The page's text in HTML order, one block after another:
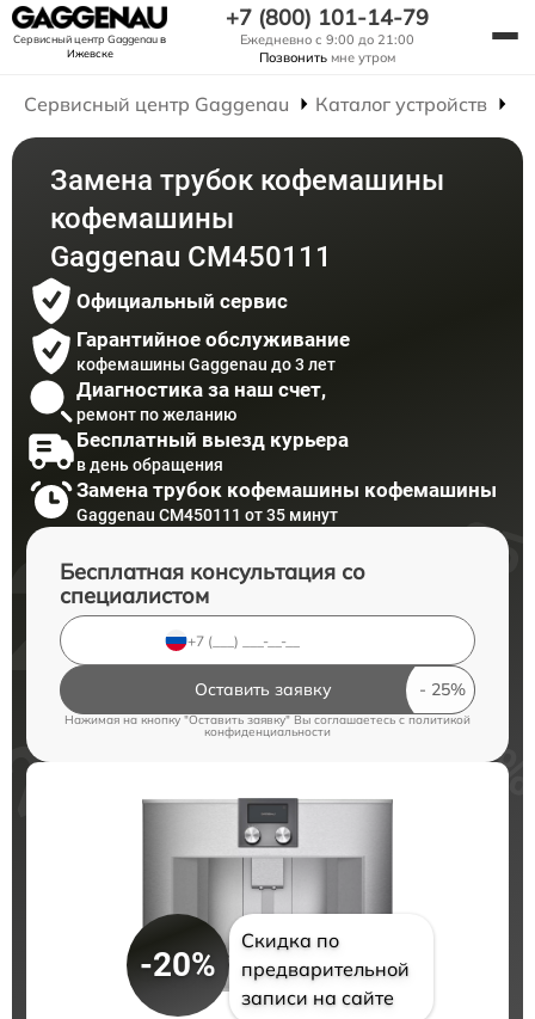
Сервисный центр Gaggenauв
Ижевске
+7 (800) 101-14-79
Ежедневно с 9:00 до 21:00
Позвонить мне утром
Сервисный центр Gaggenau Каталог устройств
Замена трубок кофемашины
кофемашины
Gaggenau CM450111
Официальный сервис
Гарантийное обслуживание
кофемашины Gaggenau до 3 лет
Диагностика за наш счет,
ремонт по желанию
Бесплатный выезд курьера
в день обращения
Замена трубок кофемашины кофемашины
Gaggenau CM450111 от 35 минут
Бесплатная консультация со
специалистом
Оставить заявку
Нажимая на кнопку "Оставить заявку" Вы соглашаетесь cполитикой
конфиденциальности
-20%
Скидка по
предварительной
записи на сайте